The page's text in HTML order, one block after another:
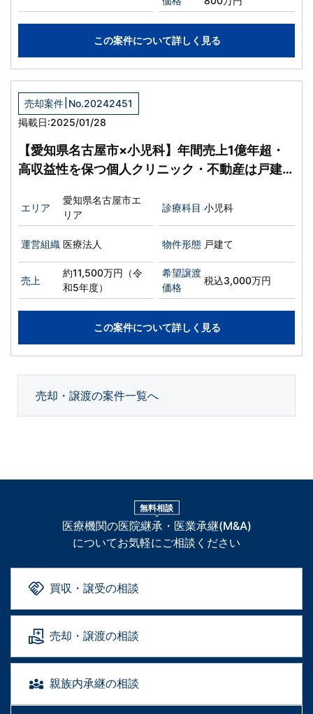
この案件について詳しく見る
売却案件 No.20242451
掲載日:2025/01/28
【愛知県名古屋市×小児科】年間売上1億年超・
高収益性を保つ個人クリニック・不動産は戸建て
エリア
愛知県名古屋市エ
リア
診療科目 小児科
運営組織 医療法人 物件形態 戸建て
売上
約11,500万円（令
和5年度）
希望譲渡
価格
税込3,000万円
この案件について詳しく見る
売却・譲渡の案件一覧へ
無料相談
医療機関の医院継承・医業承継(M&A)
についてお気軽にご相談ください
買収・譲受の相談
売却・譲渡の相談
親族内承継の相談